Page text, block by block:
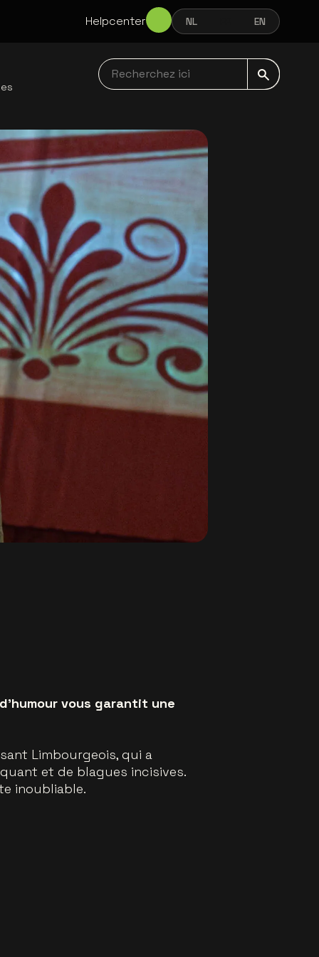
Helpcenter NEDERLANDS
NL FRANÇAISENGLISH
EN
Recherchez ici navbar
vous garantit une
Limbourgeois, qui a
et de blagues incisives.
inoubliable.